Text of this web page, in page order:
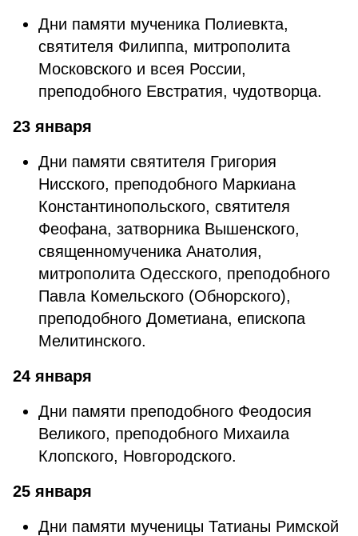
Дни памяти мученика Полиевкта,
святителя Филиппа, митрополита
Московского и всея России,
преподобного Евстратия, чудотворца.
23 января
Дни памяти святителя Григория
Нисского, преподобного Маркиана
Константинопольского, святителя
Феофана, затворника Вышенского,
священномученика Анатолия,
митрополита Одесского, преподобного
Павла Комельского (Обнорского),
преподобного Дометиана, епископа
Мелитинского.
24 января
Дни памяти преподобного Феодосия
Великого, преподобного Михаила
Клопского, Новгородского.
25 января
Дни памяти мученицы Татианы Римской